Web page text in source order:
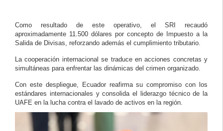
Como resultado de este operativo, el SRI recaudó
aproximadamente 11.500 dólares por concepto de Impuesto a la
Salida de Divisas, reforzando además el cumplimiento tributario.
La cooperación internacional se traduce en acciones concretas y
simultáneas para enfrentar las dinámicas del crimen organizado.
Con este despliegue, Ecuador reafirma su compromiso con los
estándares internacionales y consolida el liderazgo técnico de la
UAFE en la lucha contra el lavado de activos en la región.